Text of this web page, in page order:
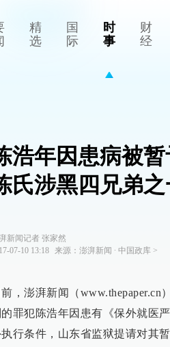
精
选
国
际
时
事
财
经
浩年因患病被
氏涉黑四兄弟
新闻记者 张家然
07-10 13:18
来源： 澎湃新闻 ∙ 中国政库>
前，澎湃新闻（
罪犯陈浩年因患有《保外就医
行条件，山东省监狱提请对其